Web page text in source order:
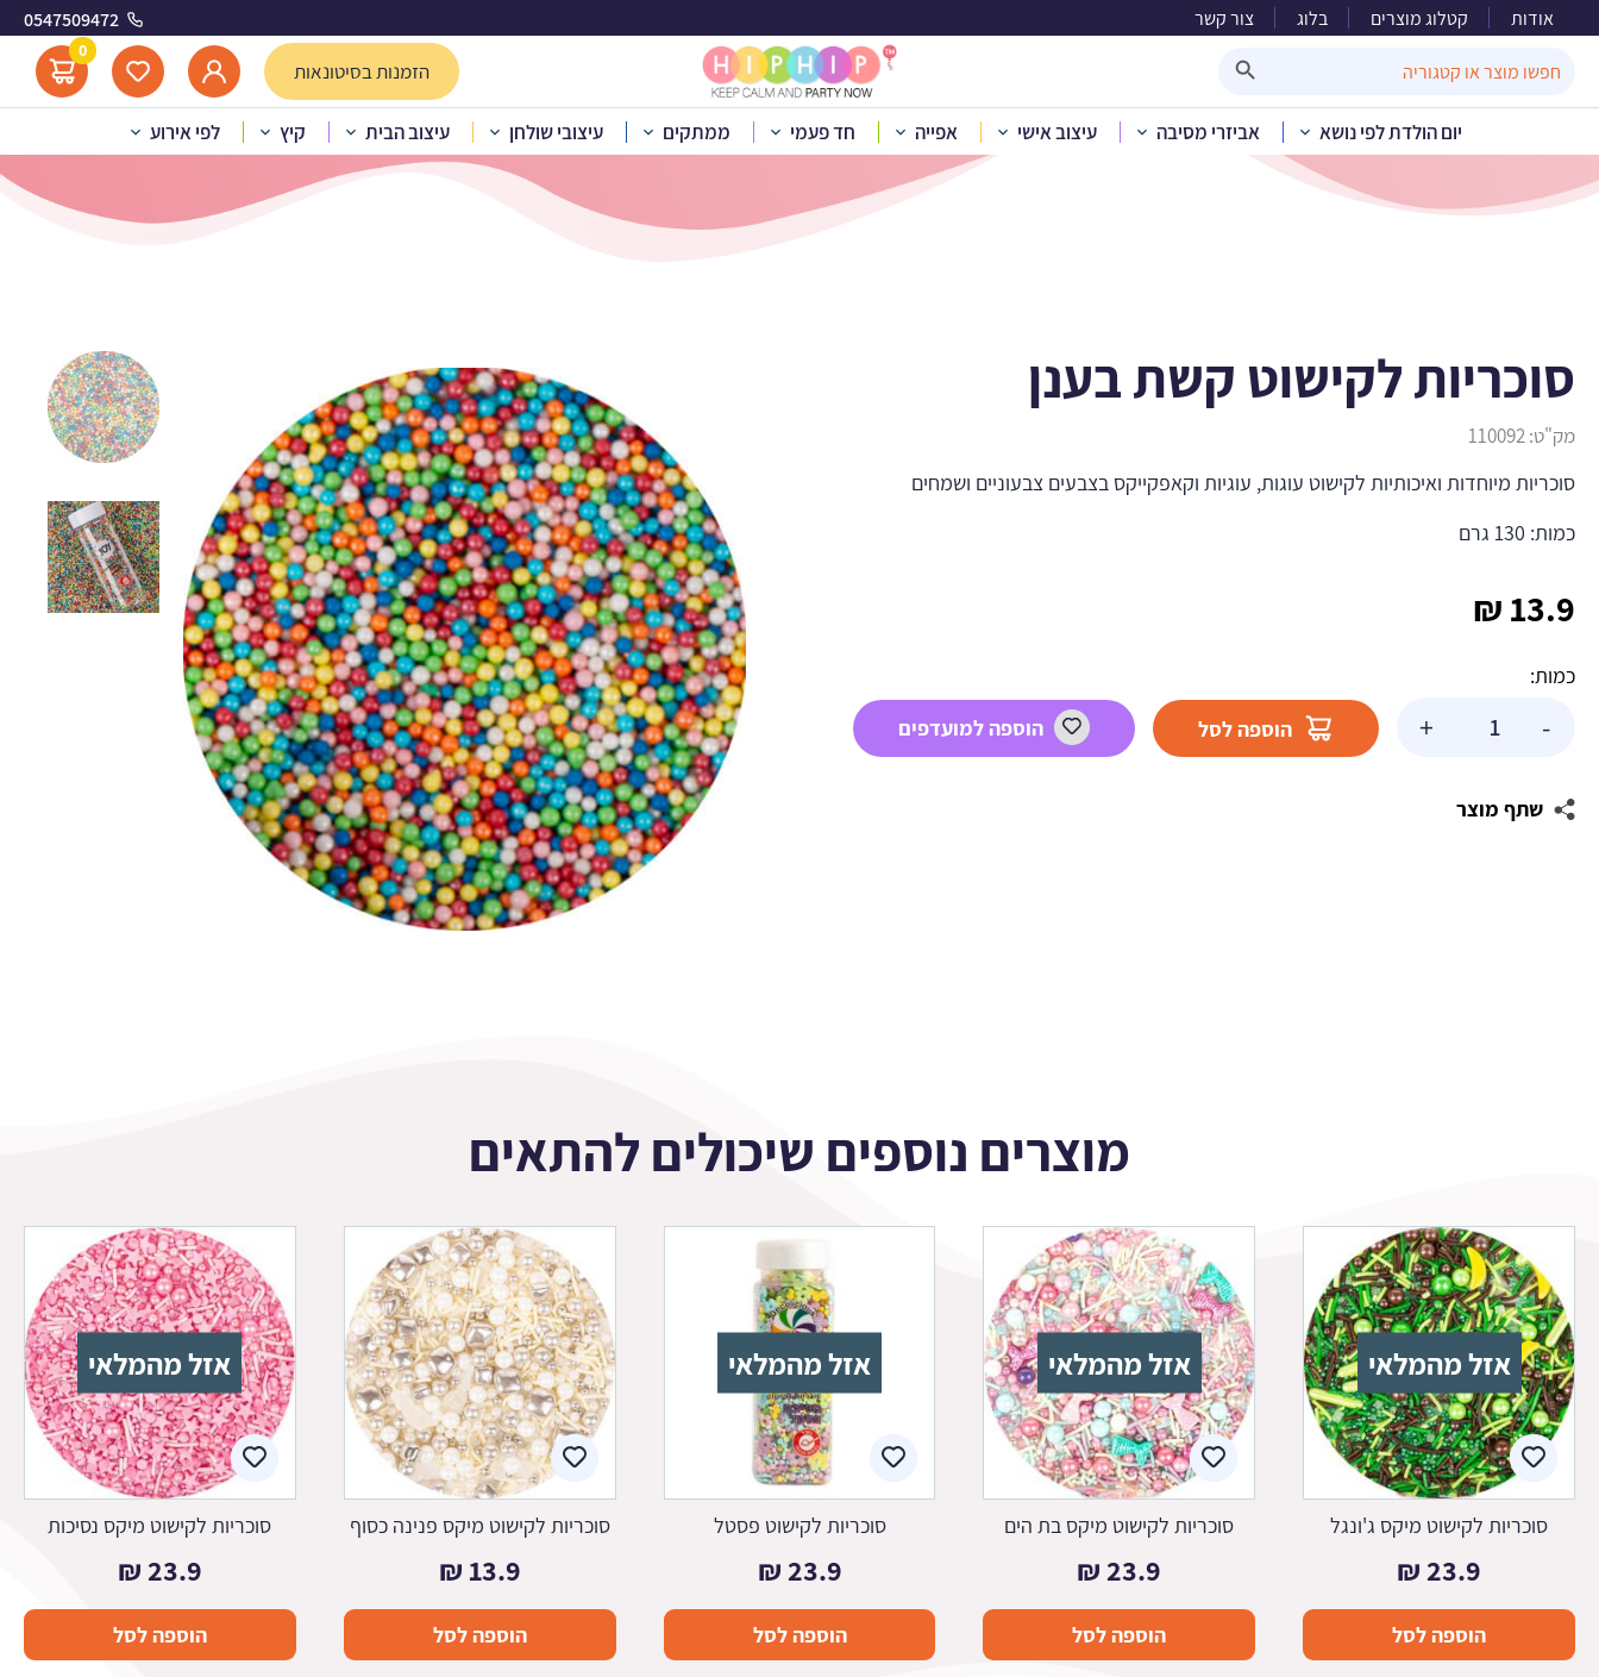
אודות קטלוג מוצרים בלוג צור קשר 0547509472
for: הזמנות בסיטונאות
0
יום הולדת לפי נושא אביזרי מסיבה עיצוב אישי אפייה חד פעמי ממתקים עיצובי שולחן עיצוב הבית קיץ לפי אירוע
סוכריות לקישוט קשת בענן
בית»קטלוג מוצרים»אפייה סוכריות לקישוט עוגה»סוכריות לקישוט קשת בענן
סוכריות לקישוט קשת בענן
מק"ט:110092
סוכריות מיוחדות ואיכותיות לקישוט עוגות, עוגיות וקאפקייקס בצבעים צבעוניים ושמחים
כמות: 130 גרם
13.9
₪
כמות:
-
של
קשת
+ הוספה לסל הוספה למועדפים
שתף מוצר
מוצרים נוספים שיכולים להתאים
אזל מהמלאי
סוכריות לקישוט מיקס ג'ונגל
23.9
₪
הוספה לסל
אזל מהמלאי
סוכריות לקישוט מיקס בת הים
23.9
₪
הוספה לסל
אזל מהמלאי
סוכריות לקישוט פסטל
23.9
₪
הוספה לסל
סוכריות לקישוט מיקס פנינה כסוף
13.9
₪
הוספה לסל
אזל מהמלאי
סוכריות לקישוט מיקס נסיכות
23.9
₪
הוספה לסל